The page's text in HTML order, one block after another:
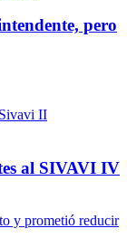
pero
al SIVAVI IV